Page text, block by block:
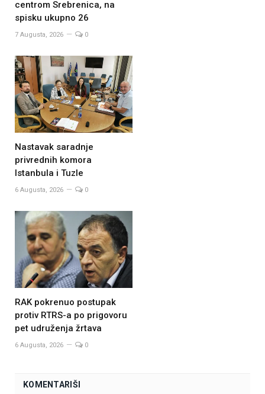
centrom Srebrenica, na
spisku ukupno 26
7 Augusta, 2026 0
Nastavak saradnje
privrednih komora
Istanbula i Tuzle
6 Augusta, 2026 0
RAK pokrenuo postupak
protiv RTRS-a po prigovoru
pet udruženja žrtava
6 Augusta, 2026 0
KOMENTARIŠI